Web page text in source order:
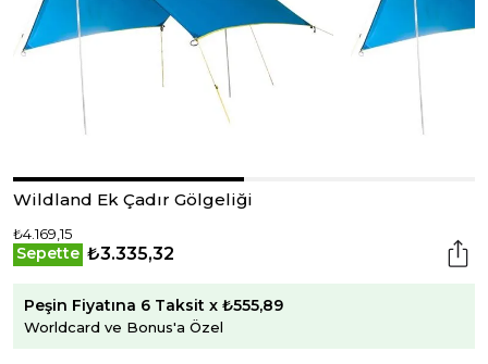
Wildland Ek Çadır Gölgeliği
₺4.169,15
Sepette ₺3.335,32
Peşin Fiyatına 6 Taksit x ₺555,89
Worldcard ve Bonus'a Özel